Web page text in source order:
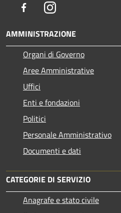
FacebookInstagram
AMMINISTRAZIONE
Organi di Governo
Aree Amministrative
Uffici
Enti e fondazioni
Politici
Personale Amministrativo
Documenti e dati
CATEGORIE DI SERVIZIO
Anagrafe e stato civile